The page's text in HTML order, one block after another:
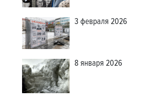
3 февраля 2026
8 января 2026